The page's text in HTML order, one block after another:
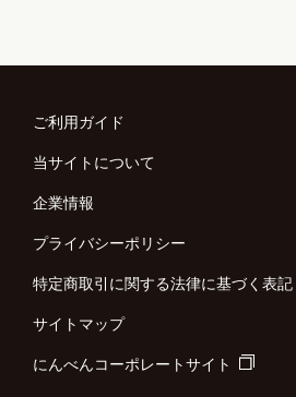
ご利用ガイド
当サイトについて
企業情報
プライバシーポリシー
特定商取引に関する法律に基づく表記
サイトマップ
にんべんコーポレートサイト